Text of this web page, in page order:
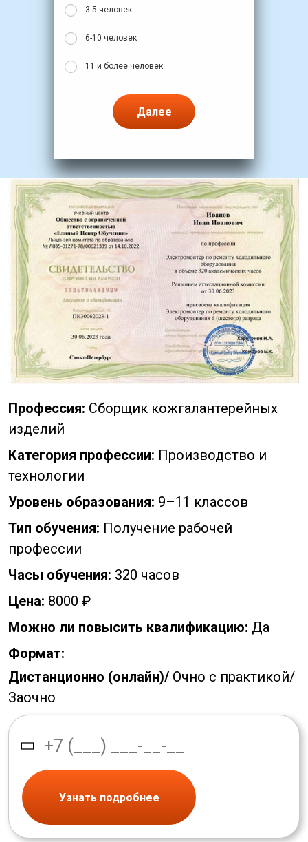
3-5 человек
6-10 человек
11 и более человек
Далее
Профессия: Сборщик кожгалантерейных
изделий
Категория профессии: Производство и
технологии
Уровень образования: 9–11 классов
Тип обучения: Получение рабочей
профессии
Часы обучения: 320 часов
Цена: 8000 ₽
Можно ли повысить квалификацию: Да
Формат:
Дистанционно (онлайн)/ Очно с практикой/
Заочно
Узнать подробнее